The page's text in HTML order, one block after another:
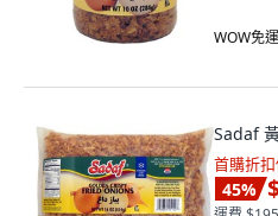
WOW免運
Sadaf
首購折
45%